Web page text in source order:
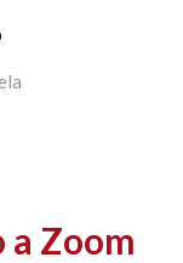
a Zoom